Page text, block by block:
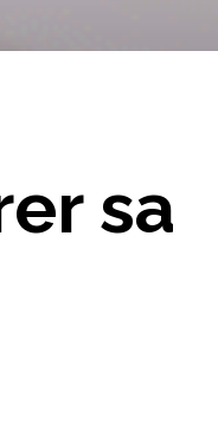
vos projetssa